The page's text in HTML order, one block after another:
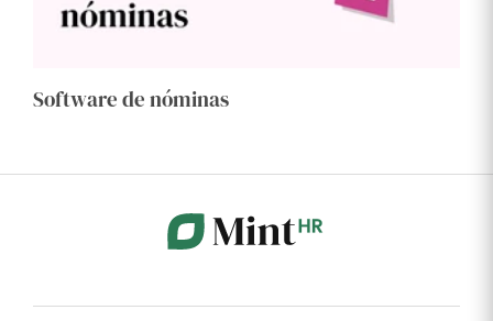
Software de nóminas